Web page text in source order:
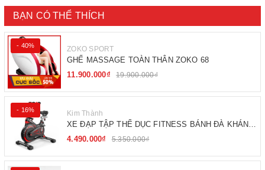
BẠN CÓ THỂ THÍCH
- 40% ZOKO SPORT
GHẾ MASSAGE TOÀN THÂN ZOKO 68
11.900.000₫
19.900.000₫
- 16% Kim Thành
XE ĐẠP TẬP THỂ DỤC FITNESS BÁNH ĐÀ KHÁNG
TỪ
4.490.000₫ 5.350.000₫